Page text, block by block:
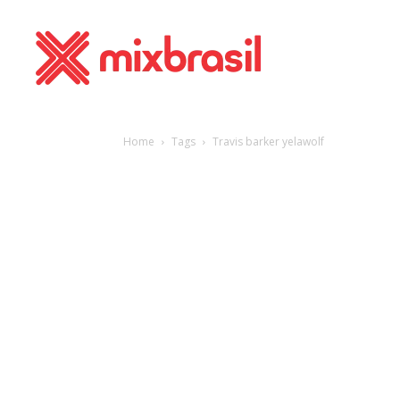
Home Tags Travis barker yelawolf